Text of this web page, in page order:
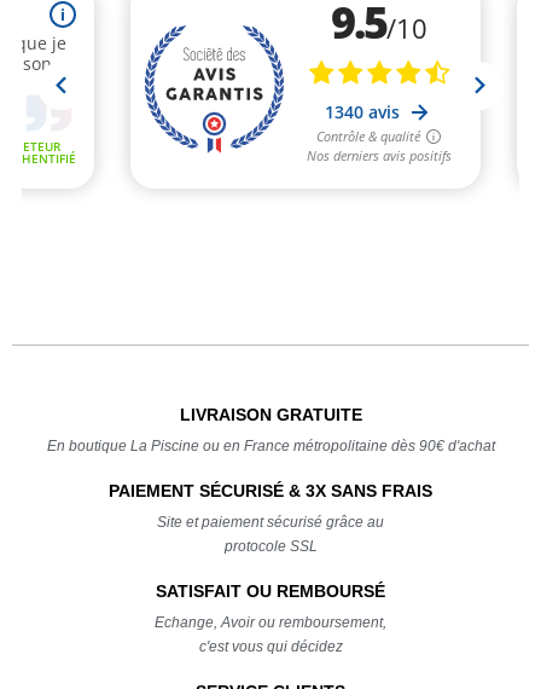
LIVRAISON GRATUITE
En boutique La Piscine ou en France métropolitaine dès 90€ d'achat
PAIEMENT SÉCURISÉ & 3X SANS FRAIS
Site et paiement sécurisé grâce au
protocole SSL
SATISFAIT OU REMBOURSÉ
Echange, Avoir ou remboursement,
c'est vous qui décidez